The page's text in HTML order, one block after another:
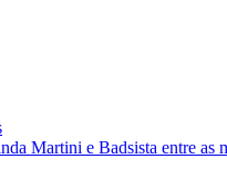
Martini e Badsista entre as